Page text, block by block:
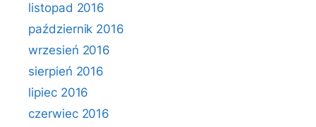
listopad 2016
październik 2016
wrzesień 2016
sierpień 2016
lipiec 2016
czerwiec 2016